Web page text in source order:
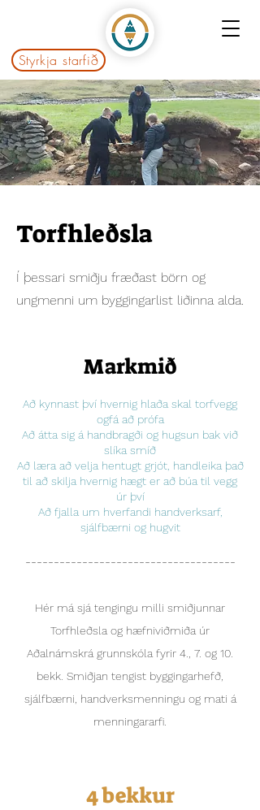
Styrkja starfið
Torfhleðsla
Í þessari smiðju fræðast börn og
ungmenni um byggingarlist liðinna alda.
Markmið
Að kynnast því hvernig hlaða skal torfvegg
ogfá að prófa
Að átta sig á handbragði og hugsun bak við
slíka smíð
Að læra að velja hentugt grjót, handleika það
til að skilja hvernig hægt er að búa til vegg
úr því
Að fjalla um hverfandi handverksarf,
sjálfbærni og hugvit
-------------------------------------
Hér má sjá tengingu milli smiðjunnar
Torfhleðsla og hæfniviðmiða úr
Aðalnámskrá grunnskóla fyrir 4., 7. og 10.
bekk. Smiðjan tengist byggingarhefð,
sjálfbærni, handverksmenningu og mati á
menningararfi.
4 bekkur